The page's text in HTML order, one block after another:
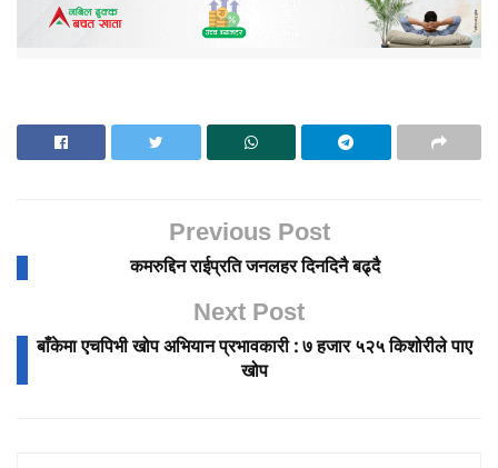
Previous Post
कमरुद्दिन राईप्रति जनलहर दिनदिनै बढ्दै
Next Post
बाँकेमा एचपिभी खोप अभियान प्रभावकारी : ७ हजार ५२५ किशोरीले पाए
खोप